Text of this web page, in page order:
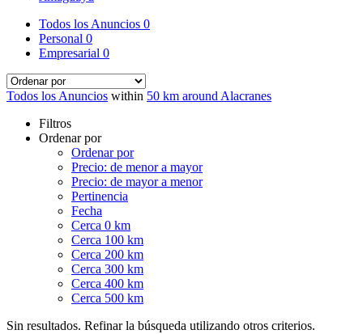
Todos los Anuncios 0
Personal 0
Empresarial 0
Todos los Anuncios within 50 km around Alacranes
Filtros
Ordenar por
Ordenar por
Precio: de menor a mayor
Precio: de mayor a menor
Pertinencia
Fecha
Cerca 0 km
Cerca 100 km
Cerca 200 km
Cerca 300 km
Cerca 400 km
Cerca 500 km
Sin resultados. Refinar la búsqueda utilizando otros criterios.